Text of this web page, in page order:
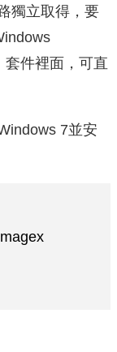
獨立取得，要
套件裡面，可直
7並安